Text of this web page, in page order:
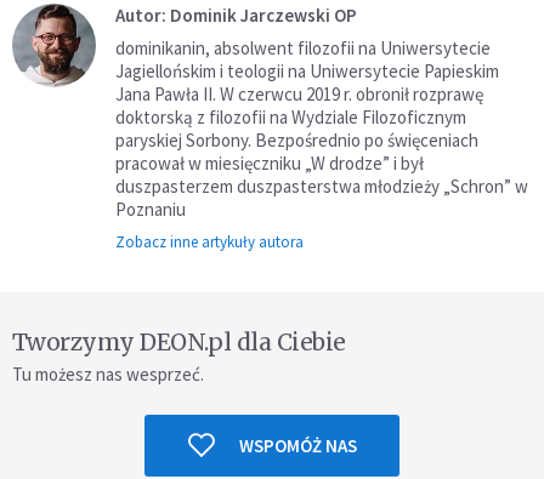
Autor: Dominik Jarczewski OP
dominikanin, absolwent filozofii na Uniwersytecie
Jagiellońskim i teologii na Uniwersytecie Papieskim
Jana Pawła II. W czerwcu 2019 r. obronił rozprawę
doktorską z filozofii na Wydziale Filozoficznym
paryskiej Sorbony. Bezpośrednio po święceniach
pracował w miesięczniku „W drodze” i był
duszpasterzem duszpasterstwa młodzieży „Schron” w
Poznaniu
Zobacz inne artykuły autora
Tworzymy DEON.pl dla Ciebie
Tu możesz nas wesprzeć.
WSPOMÓŻ NAS